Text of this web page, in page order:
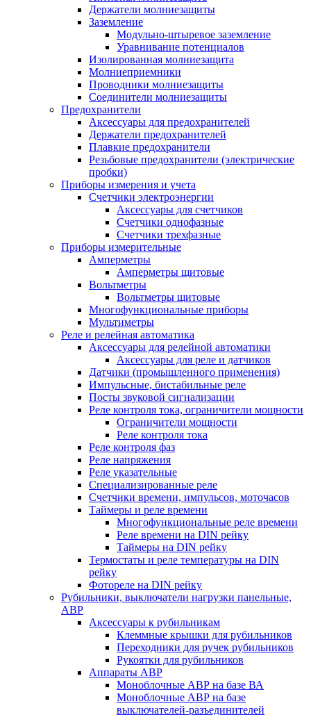
Держатели молниезащиты
Заземление
Модульно-штыревое заземление
Уравнивание потенциалов
Изолированная молниезащита
Молниеприемники
Проводники молниезащиты
Соединители молниезащиты
Предохранители
Аксессуары для предохранителей
Держатели предохранителей
Плавкие предохранители
Резьбовые предохранители (электрические
пробки)
Приборы измерения и учета
Счетчики электроэнергии
Аксессуары для счетчиков
Счетчики однофазные
Счетчики трехфазные
Приборы измерительные
Амперметры
Амперметры щитовые
Вольтметры
Вольтметры щитовые
Многофункциональные приборы
Мультиметры
Реле и релейная автоматика
Аксессуары для релейной автоматики
Аксессуары для реле и датчиков
Датчики (промышленного применения)
Импульсные, бистабильные реле
Посты звуковой сигнализации
Реле контроля тока, ограничители мощности
Ограничители мощности
Реле контроля тока
Реле контроля фаз
Реле напряжения
Реле указательные
Специализированные реле
Счетчики времени, импульсов, моточасов
Таймеры и реле времени
Многофункциональные реле времени
Реле времени на DIN рейку
Таймеры на DIN рейку
Термостаты и реле температуры на DIN
рейку
Фотореле на DIN рейку
Рубильники, выключатели нагрузки панельные,
АВР
Аксессуары к рубильникам
Клеммные крышки для рубильников
Переходники для ручек рубильников
Рукоятки для рубильников
Аппараты АВР
Моноблочные АВР на базе ВА
Моноблочные АВР на базе
выключателей-разъединителей